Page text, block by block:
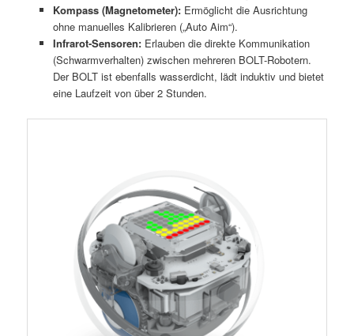
Kompass (Magnetometer):Ermöglicht die Ausrichtung
ohne manuelles Kalibrieren („Auto Aim“).
Infrarot-Sensoren:Erlauben die direkte Kommunikation
(Schwarmverhalten) zwischen mehreren BOLT-Robotern.
Der BOLT ist ebenfalls wasserdicht, lädt induktiv und bietet
eine Laufzeit von über 2 Stunden.